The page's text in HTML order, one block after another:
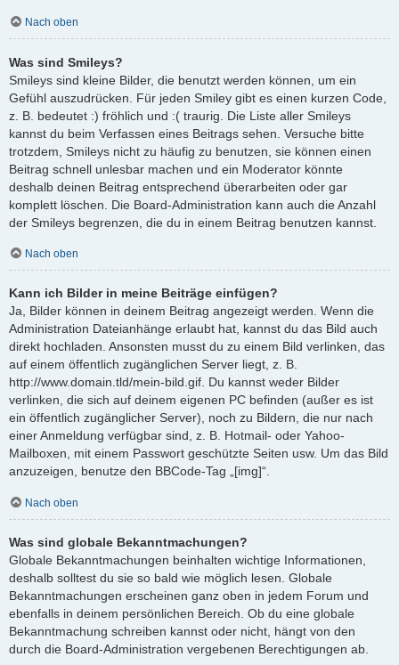
Nach oben
Was sind Smileys?
Smileys sind kleine Bilder, die benutzt werden können, um ein
Gefühl auszudrücken. Für jeden Smiley gibt es einen kurzen Code,
z. B. bedeutet :) fröhlich und :( traurig. Die Liste aller Smileys
kannst du beim Verfassen eines Beitrags sehen. Versuche bitte
trotzdem, Smileys nicht zu häufig zu benutzen, sie können einen
Beitrag schnell unlesbar machen und ein Moderator könnte
deshalb deinen Beitrag entsprechend überarbeiten oder gar
komplett löschen. Die Board-Administration kann auch die Anzahl
der Smileys begrenzen, die du in einem Beitrag benutzen kannst.
Nach oben
Kann ich Bilder in meine Beiträge einfügen?
Ja, Bilder können in deinem Beitrag angezeigt werden. Wenn die
Administration Dateianhänge erlaubt hat, kannst du das Bild auch
direkt hochladen. Ansonsten musst du zu einem Bild verlinken, das
auf einem öffentlich zugänglichen Server liegt, z. B.
http://www.domain.tld/mein-bild.gif. Du kannst weder Bilder
verlinken, die sich auf deinem eigenen PC befinden (außer es ist
ein öffentlich zugänglicher Server), noch zu Bildern, die nur nach
einer Anmeldung verfügbar sind, z. B. Hotmail- oder Yahoo-
Mailboxen, mit einem Passwort geschützte Seiten usw. Um das Bild
anzuzeigen, benutze den BBCode-Tag „[img]“.
Nach oben
Was sind globale Bekanntmachungen?
Globale Bekanntmachungen beinhalten wichtige Informationen,
deshalb solltest du sie so bald wie möglich lesen. Globale
Bekanntmachungen erscheinen ganz oben in jedem Forum und
ebenfalls in deinem persönlichen Bereich. Ob du eine globale
Bekanntmachung schreiben kannst oder nicht, hängt von den
durch die Board-Administration vergebenen Berechtigungen ab.